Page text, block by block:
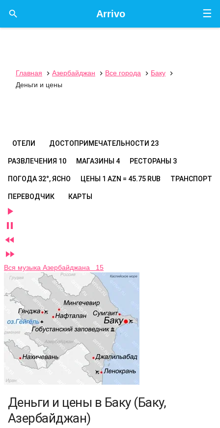
☰
Arrivo

Главная  Азербайджан  Все города  Баку

Деньги и цены
ОТЕЛИ ДОСТОПРИМЕЧАТЕЛЬНОСТИ 23
РАЗВЛЕЧЕНИЯ 10 МАГАЗИНЫ 4 РЕСТОРАНЫ 3
ПОГОДА 32°, ЯСНО ЦЕНЫ 1 AZN = 45.75 RUB ТРАНСПОРТ
ПЕРЕВОДЧИК КАРТЫ




Вся музыка Азербайджана 15
Деньги и цены в Баку (Баку,
Азербайджан)